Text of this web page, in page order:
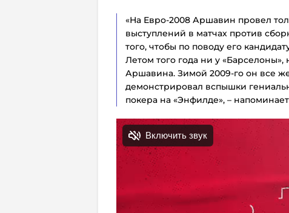
«На Евро-2008 Аршавин провел
выступлений в матчах против
того, чтобы по поводу его
Летом того года ни у «Барселоны»,
Аршавина. Зимой 2009-го он все
демонстрировал вспышки
покера на «Энфилде», –